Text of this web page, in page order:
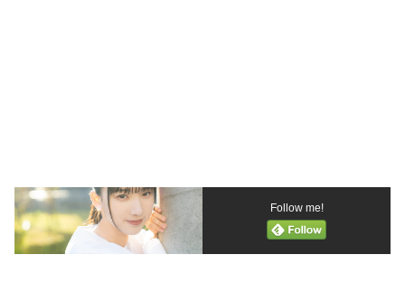
Follow me!